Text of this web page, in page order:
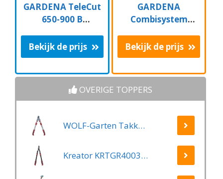
GARDENA TeleCut
650-900 B
Uitschuifbare
armen - tot max 90
Bekijk de prijs
GARDENA
Combisystem
Boomschaar
Takkenschaar -
Bekijk de prijs
OVERIGE TOPPERS
WOLF-Garten Takkenschaar POWER CUT RR*** 900 T - lengte 650-900mm - telescoop - aluminium hefboomarmen - 4x meer kracht - messpanning instelbaar
Kreator KRTGR4003 Telescopische takkenschaar – Jong hout - Knipdiameter: Ø34 mm